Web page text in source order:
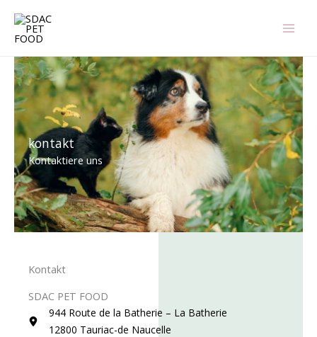
Inhalt
springen
kontakt
Kontaktiere uns
Kontakt
SDAC PET FOOD
944 Route de la Batherie – La Batherie
12800 Tauriac-de Naucelle